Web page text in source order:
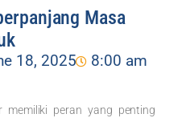
Masa
18, 2025
8:00 am
memiliki peran yang penting